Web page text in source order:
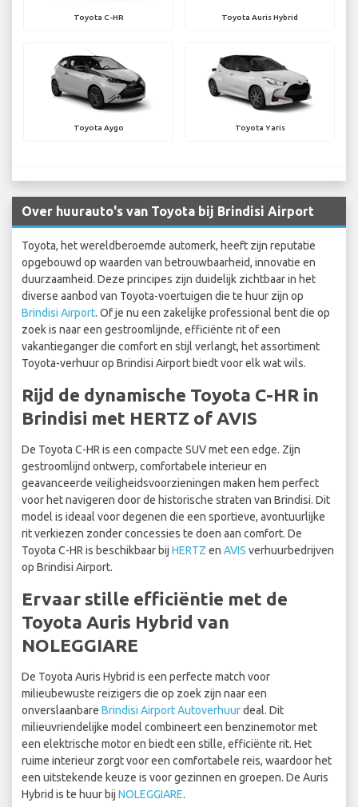
Toyota C-HR Toyota Auris Hybrid
Toyota Aygo Toyota Yaris
Over huurauto's van Toyota bij Brindisi Airport
Toyota, het wereldberoemde automerk, heeft zijn reputatie
opgebouwd op waarden van betrouwbaarheid, innovatie en
duurzaamheid. Deze principes zijn duidelijk zichtbaar in het
diverse aanbod van Toyota-voertuigen die te huur zijn op
Brindisi Airport. Of je nu een zakelijke professional bent die op
zoek is naar een gestroomlijnde, efficiënte rit of een
vakantieganger die comfort en stijl verlangt, het assortiment
Toyota-verhuur op Brindisi Airport biedt voor elk wat wils.
Rijd de dynamische Toyota C-HR in
Brindisi met HERTZ of AVIS
De Toyota C-HR is een compacte SUV met een edge. Zijn
gestroomlijnd ontwerp, comfortabele interieur en
geavanceerde veiligheidsvoorzieningen maken hem perfect
voor het navigeren door de historische straten van Brindisi. Dit
model is ideaal voor degenen die een sportieve, avontuurlijke
rit verkiezen zonder concessies te doen aan comfort. De
Toyota C-HR is beschikbaar bij HERTZ en AVIS verhuurbedrijven
op Brindisi Airport.
Ervaar stille efficiëntie met de
Toyota Auris Hybrid van
NOLEGGIARE
De Toyota Auris Hybrid is een perfecte match voor
milieubewuste reizigers die op zoek zijn naar een
onverslaanbare Brindisi Airport Autoverhuurdeal. Dit
milieuvriendelijke model combineert een benzinemotor met
een elektrische motor en biedt een stille, efficiënte rit. Het
ruime interieur zorgt voor een comfortabele reis, waardoor het
een uitstekende keuze is voor gezinnen en groepen. De Auris
Hybrid is te huur bij NOLEGGIARE.